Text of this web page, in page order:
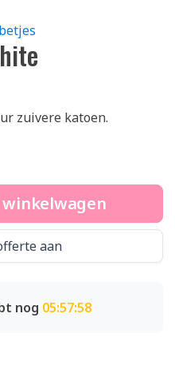
zuivere katoen.
aan
nog 05:57:57